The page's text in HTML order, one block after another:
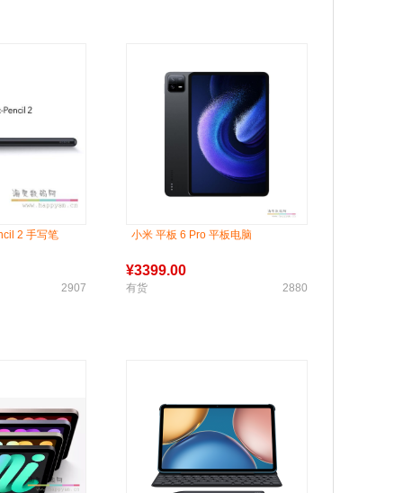
2 手写笔
2907
小米 平板 6 Pro 平板电脑
¥3399.00
有货 2880